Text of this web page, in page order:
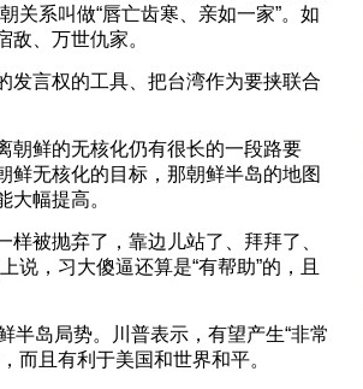
关系叫做“唇亡齿寒、亲如一家”。如
、万世仇家。
发言权的工具、把台湾作为要挟联合
朝鲜的无核化仍有很长的一段路要
鲜无核化的目标，那朝鲜半岛的地图
幅提高。
被抛弃了，靠边儿站了、拜拜了、
，习大傻逼还算是“有帮助”的，且
半岛局势。川普表示，有望产生“非常
而且有利于美国和世界和平。